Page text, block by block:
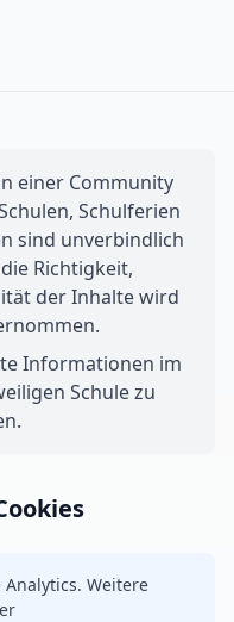
einer Community
Schulferien
sind unverbindlich
Richtigkeit,
der Inhalte wird
Informationen im
Schule zu
Analytics. Weitere